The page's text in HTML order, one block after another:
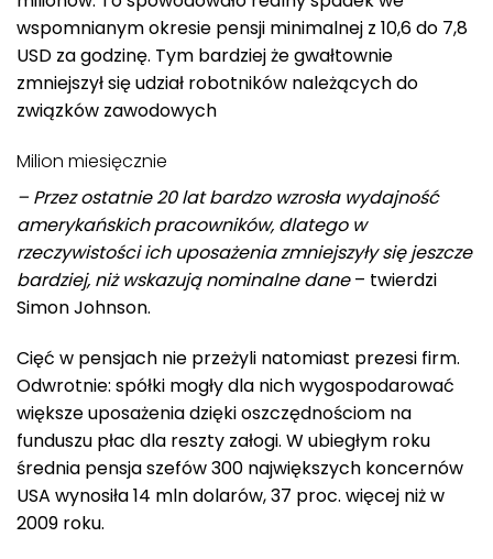
wspomnianym okresie pensji minimalnej z 10,6 do 7,8
USD za godzinę. Tym bardziej że gwałtownie
zmniejszył się udział robotników należących do
związków zawodowych
Milion miesięcznie
– Przez ostatnie 20 lat bardzo wzrosła wydajność
amerykańskich pracowników, dlatego w
rzeczywistości ich uposażenia zmniejszyły się jeszcze
bardziej, niż wskazują nominalne dane– twierdzi
Simon Johnson.
Cięć w pensjach nie przeżyli natomiast prezesi firm.
Odwrotnie: spółki mogły dla nich wygospodarować
większe uposażenia dzięki oszczędnościom na
funduszu płac dla reszty załogi. W ubiegłym roku
średnia pensja szefów 300 największych koncernów
USA wynosiła 14 mln dolarów, 37 proc. więcej niż w
2009 roku.